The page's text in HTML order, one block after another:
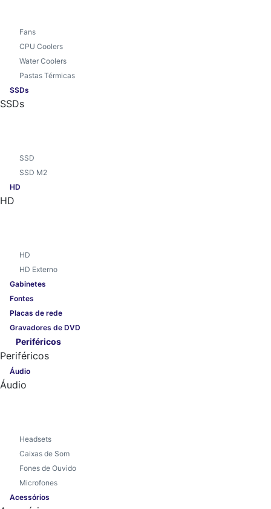
Fans
CPU Coolers
Water Coolers
Pastas Térmicas
SSDs
SSDs
SSD
SSD M2
HD
HD
HD
HD Externo
Gabinetes
Fontes
Placas de rede
Gravadores de DVD
Periféricos
Periféricos
Áudio
Áudio
Headsets
Caixas de Som
Fones de Ouvido
Microfones
Acessórios